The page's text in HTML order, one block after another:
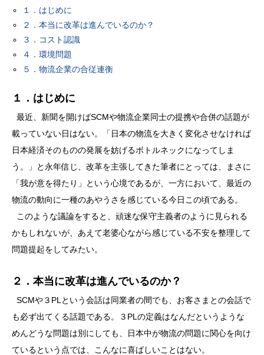
１．はじめに
２．本当に改革は進んでいるのか？
３．コスト認識
４．環境問題
５．物流企業の合従連衡
１．はじめに
最近、新聞を開けばSCMや物流企業同士の提携や合併の話題が
載っていない日はない。「日本の物流を大きく変化させなければ
日本経済そのものの発展を妨げるボトルネックになってしま
う。」と永年信じ、改革を主張してきた筆者にとっては、まさに
「我が意を得たり」という心境であるが、一方において、最近の
物流の動向に一種のあやうさを感じている今日この頃である。
このような議論をすると、頑迷な保守主義者のように見られる
かもしれないが、あえて老婆心ながら感じている不安を整理して
問題提起をしてみたい。
２．本当に改革は進んでいるのか？
SCMや３PLという会話は同業者の間でも、お客さまとの会話で
も必ず出てくる話題である。３PLの定義はなんだというような
めんどうな問題は別にしても、日本中が物流の問題に関心を向け
ているという点では、こんなに喜ばしいことはない。